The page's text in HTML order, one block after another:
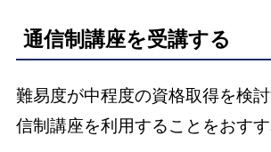
通信制講座を受講する
難易度が中程度の資格取得を検
信制講座を利用することをおすす